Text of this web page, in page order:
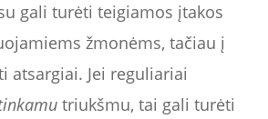
gali turėti teigiamos įtakos
žmonėms, tačiau į
atsargiai. Jei reguliariai
triukšmu, tai gali turėti